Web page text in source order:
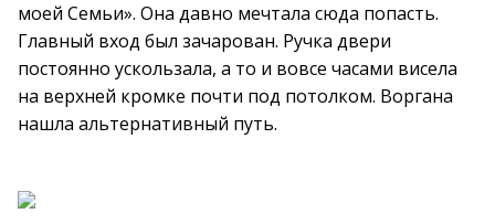
моей Семьи». Она давно мечтала сюда попасть.
Главный вход был зачарован. Ручка двери
постоянно ускользала, а то и вовсе часами висела
на верхней кромке почти под потолком. Воргана
нашла альтернативный путь.